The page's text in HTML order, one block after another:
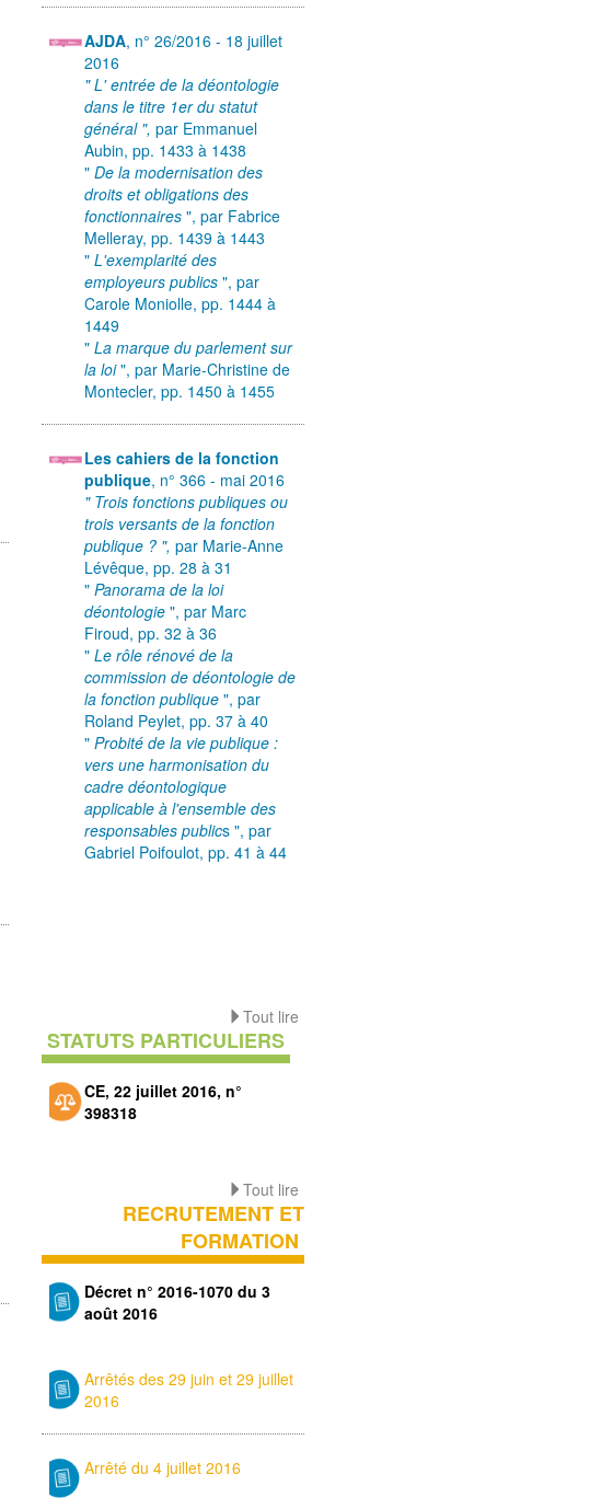
AJDA, n° 26/2016 - 18 juillet
2016
" L' entrée de la déontologie
dans le titre 1er du statut
général ",par Emmanuel
Aubin, pp. 1433 à 1438
"De la modernisation des
droits et obligations des
fonctionnaires ", par Fabrice
Melleray, pp. 1439 à 1443
"L'exemplarité des
employeurs publics", par
Carole Moniolle, pp. 1444 à
1449
"La marque du parlement sur
la loi", par Marie-Christine de
Montecler, pp. 1450 à 1455
Les cahiers de la fonction
publique, n° 366 - mai 2016
" Trois fonctions publiques ou
trois versants de la fonction
publique ? ",par Marie-Anne
Lévêque, pp. 28 à 31
"Panorama de la loi
déontologie", par Marc
Firoud, pp. 32 à 36
"Le rôle rénové de la
commission de déontologie de
la fonction publique", par
Roland Peylet, pp. 37 à 40
"Probité de la vie publique :
vers une harmonisation du
cadre déontologique
applicable à l'ensemble des
responsables publics ", par
Gabriel Poifoulot, pp. 41 à 44
Tout lire
STATUTS PARTICULIERS
CE, 22 juillet 2016, n°
398318
Tout lire
RECRUTEMENT ET
FORMATION
Décret n° 2016-1070 du 3
août 2016
Arrêtés des 29 juin et 29 juillet
2016
Arrêté du 4 juillet 2016